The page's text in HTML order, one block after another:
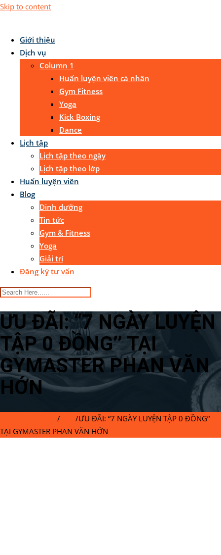
Skip to content
Giới thiệu
Dịch vụ
Column 1
Huấn luyện viên cá nhân
Gym Fitness
Yoga
Kick Boxing
Dance
Lịch tập
Lịch tập theo ngày
Lịch tập theo lớp
Huấn luyện viên
Blog
Dinh dưỡng
Tin tức
Gym & Fitness
Yoga
Giải trí
Đăng ký tư vấn
ƯU ĐÃI: “7 NGÀY LUYỆN
TẬP 0 ĐỒNG’’ TẠI
GYMASTER PHAN VĂN
HỚN
/ /ƯU ĐÃI: “7 NGÀY LUYỆN TẬP 0 ĐỒNG’’
TẠI GYMASTER PHAN VĂN HỚN